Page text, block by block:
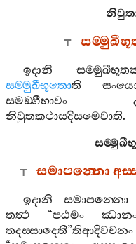
ඉදානි
සම‍්මුඛීභූතොති
සමඞ‍්ගීභාවං
නිවුතකථාසදිසමෙවාති.
සමාපන‍්නො
ඉදානි සමාපන‍්නො
තත්‍ථ “පඨමං
තදස‍්සාදෙතී”තිආදිවචනං